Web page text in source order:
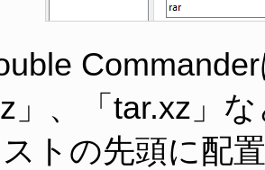
」、「tar.xz」
トの先頭に配